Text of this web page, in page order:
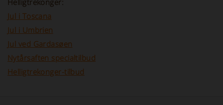
Helligtrekonger:
Jul i Toscana
Jul i Umbrien
Jul ved Gardasøen
Nytårsaften specialtilbud
Helligtrekonger-tilbud